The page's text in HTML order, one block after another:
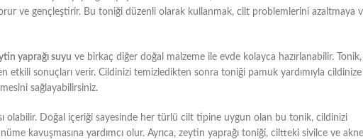
ve gençleştirir. Bu toniği düzenli olarak kullanmak, cilt problemlerini azaltmaya
yaprağı suyu ve birkaç diğer doğal malzeme ile evde kolayca hazırlanabilir. Tonik,
etkili sonuçları verir. Cildinizi temizledikten sonra toniği pamuk yardımıyla cildinize
sağlayabilirsiniz.
olabilir. Doğal içeriği sayesinde her türlü cilt tipine uygun olan bu tonik, cildinizi
kavuşmasına yardımcı olur. Ayrıca, zeytin yaprağı toniği, ciltteki sivilce ve akne